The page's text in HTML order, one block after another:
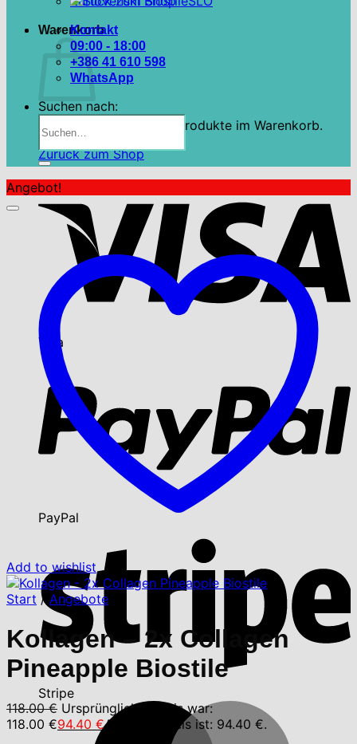
Warenkorb
Es befinden sich keine Produkte im Warenkorb.
Zurück zum Shop
Visa
PayPal
Stripe
Kontakt
09:00 - 18:00
+386 41 610 598
WhatsApp
Suchen nach:
Angebot!
Add to wishlist
Start / Angebote
Kollagen – 2x Collagen
Pineapple Biostile
118.00€ Ursprünglicher Preis war:
118.00 €94.40 €Aktueller Preis ist: 94.40 €.